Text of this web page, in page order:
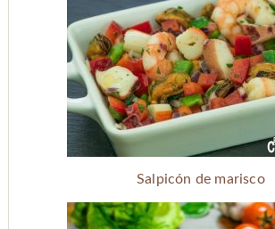
Salpicón de marisco